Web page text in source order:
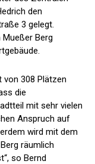
den
3 gelegt.
Berg
von 308 Plätzen
die
mit sehr vielen
Anspruch auf
wird mit dem
räumlich
so Bernd